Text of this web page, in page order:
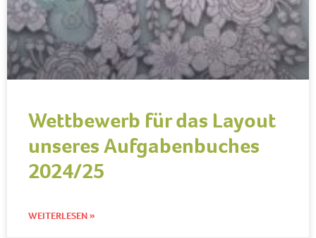
Wettbewerb für das Layout
unseres Aufgabenbuches
2024/25
WEITERLESEN »